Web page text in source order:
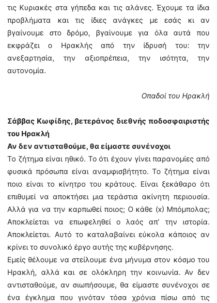
τις Κυριακές στα γήπεδα και τις αλάνες. Έχουμε τα ίδια
προβλήματα και τις ίδιες ανάγκες με εσάς κι αν
βγαίνουμε στο δρόμο, βγαίνουμε για όλα αυτά που
εκφράζει ο Ηρακλής από την ίδρυσή του: την
ανεξαρτησία, την αξιοπρέπεια, την ισότητα, την
αυτονομία.
Οπαδοί του Ηρακλή
Σάββας Κωφίδης, βετεράνος διεθνής ποδοσφαιριστής
του Ηρακλή
Αν δεν αντισταθούμε, θα είμαστε συνένοχοι
Το ζήτημα είναι ηθικό. Το ότι έχουν γίνει παρανομίες από
φυσικά πρόσωπα είναι αναμφισβήτητο. Το ζήτημα είναι
ποιο είναι το κίνητρο του κράτους. Είναι ξεκάθαρο ότι
επιθυμεί να αποκτήσει μια τεράστια ακίνητη περιουσία.
Αλλά για να την καρπωθεί ποιος; Ο κάθε (x) Μπόμπολας;
Αποκλείεται να επωφεληθεί ο λαός απ’ την ιστορία.
Αποκλείεται. Αυτό το καταλαβαίνει εύκολα κάποιος αν
κρίνει το συνολικό έργο αυτής της κυβέρνησης.
Εμείς θέλουμε να στείλουμε ένα μήνυμα στον κόσμο του
Ηρακλή, αλλά και σε ολόκληρη την κοινωνία. Αν δεν
αντισταθούμε, αν σιωπήσουμε, θα είμαστε συνένοχοι σε
ένα έγκλημα που γινόταν τόσα χρόνια πίσω από τις